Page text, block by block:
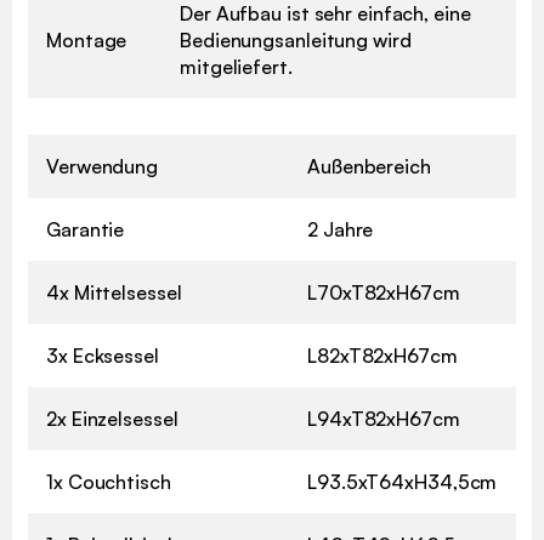
Montage
Der Aufbau ist sehr einfach, eine
Bedienungsanleitung wird
mitgeliefert.
Verwendung Außenbereich
Garantie 2 Jahre
4x Mittelsessel L70xT82xH67cm
3x Ecksessel L82xT82xH67cm
2x Einzelsessel L94xT82xH67cm
1x Couchtisch L93.5xT64xH34,5cm